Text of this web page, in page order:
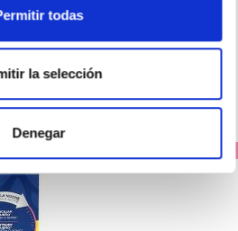
todas
la selección
Denegar